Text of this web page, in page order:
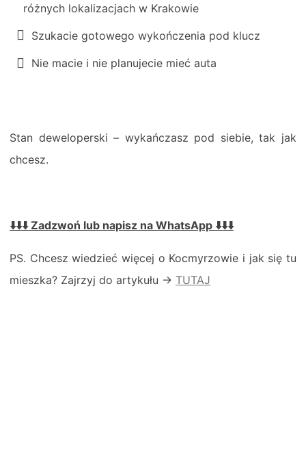
różnych lokalizacjach w Krakowie
Szukacie gotowego wykończenia pod klucz
Nie macie i nie planujecie mieć auta
Stan deweloperski – wykańczasz pod siebie, tak jak
chcesz.
⬇️⬇️⬇️Zadzwoń lub napisz na WhatsApp ⬇️⬇️⬇️
PS. Chcesz wiedzieć więcej o Kocmyrzowie i jak się tu
mieszka? Zajrzyj do artykułu -> TUTAJ